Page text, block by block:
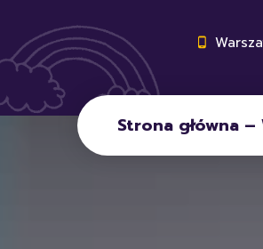
Strona główna –